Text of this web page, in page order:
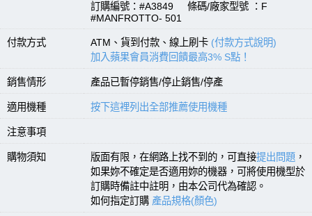
訂購編號：#A3849 條碼/廠家型號 ：F
#MANFROTTO- 501
付款方式 ATM、貨到付款、線上刷卡 (付款方式說明)
加入蘋果會員消費回饋最高3% S點！
銷售情形 產品已暫停銷售/停止銷售/停產
適用機種 按下這裡列出全部推薦使用機種
注意事項
購物須知 版面有限，在網路上找不到的，可直接提出問題 ，
如果妳不確定是否適用妳的機器，可將使用機型於
訂購時備註中註明，由本公司代為確認。
如何指定訂購 產品規格(顏色)